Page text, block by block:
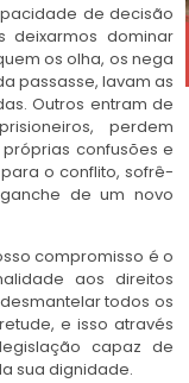
de decisão
dominar
os olha, os nega
passasse, lavam as
Outros entram de
perdem
confusões e
o conflito, sofrê-
de um novo
compromisso é o
aos direitos
todos os
e isso através
capaz de
sua dignidade.